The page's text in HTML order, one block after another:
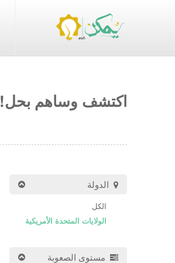
اكتشف وساهم بحل!
الدولة
الكل
الولايات المتحدة الأمريكية
مستوى الصعوبة